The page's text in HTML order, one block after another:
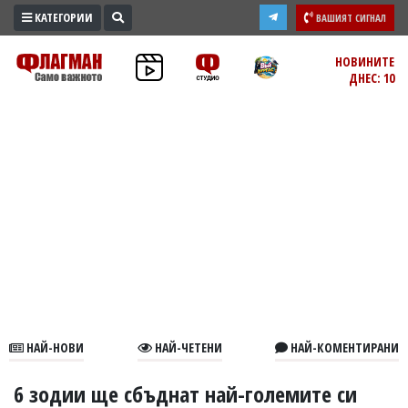
ПРОМО
ЗОНА
В
КАТЕГОРИИ ВАШИЯТ СИГНАЛ
НОВИНИТЕ
ДНЕС: 10
НАЙ-НОВИ НАЙ-ЧЕТЕНИ НАЙ-КОМЕНТИРАНИ
6 зодии ще сбъднат най-големите си